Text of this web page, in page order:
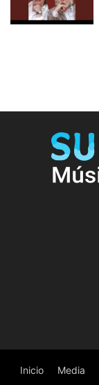
Inicio Media